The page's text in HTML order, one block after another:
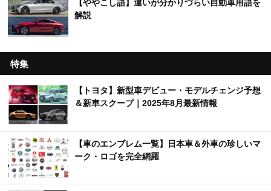
【ややこし語】違いが分かりづらい自動車用語を
解説
特集
【トヨタ】新型車デビュー・モデルチェンジ予想
＆新車スクープ｜2025年8月最新情報
【車のエンブレム一覧】日本車＆外車の珍しいマ
ーク・ロゴを完全網羅